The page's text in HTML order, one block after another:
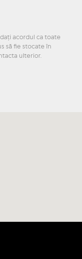
daţi acordul ca toate
să fie stocate în
ulterior.